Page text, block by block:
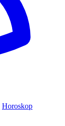
Horoskop